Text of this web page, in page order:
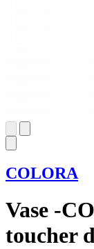
COLORA
Vase -
toucher